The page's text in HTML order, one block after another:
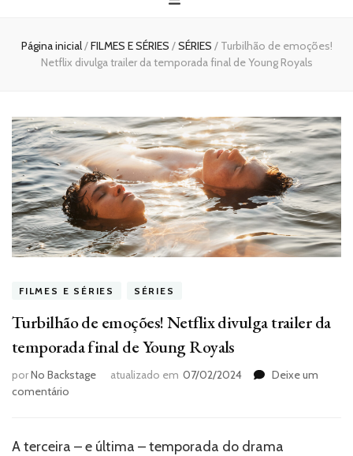
Página inicial/FILMES E SÉRIES /SÉRIES / Turbilhão de emoções!
Netflix divulga trailer da temporada final de Young Royals
FILMES E SÉRIES SÉRIES
Turbilhão de emoções! Netflix divulga trailer da
temporada final de Young Royals
porNo Backstage atualizado em 07/02/2024
Deixe um
comentário
emoções!
A terceira – e última – temporada do drama